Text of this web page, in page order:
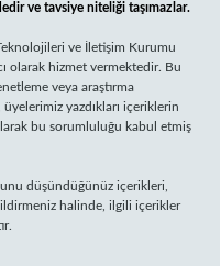
ve tavsiye niteliği taşımazlar.
ve İletişim Kurumu
olarak hizmet vermektedir. Bu
veya araştırma
yazdıkları içeriklerin
bu sorumluluğu kabul etmiş
düşündüğünüz içerikleri,
halinde, ilgili içerikler